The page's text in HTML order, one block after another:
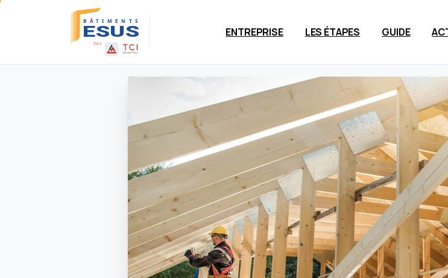
ENTREPRISE LES ÉTAPES GUIDE
Panneau de gestion des cookies